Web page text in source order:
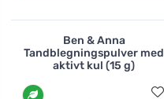
Ben & Anna
Tandblegningspulver med
aktivt kul (15 g)